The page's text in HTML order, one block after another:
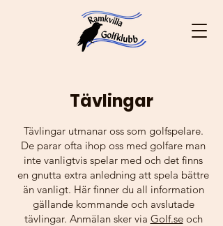
Tävlingar
Tävlingar utmanar oss som golfspelare.
De parar ofta ihop oss med golfare man
inte vanligtvis spelar med och det finns
en gnutta extra anledning att spela bättre
än vanligt. Här finner du all information
gällande kommande och avslutade
tävlingar. Anmälan sker via Golf.seoch